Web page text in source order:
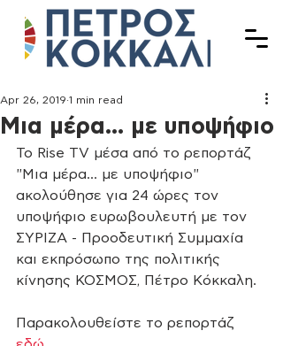
Μια μέρα... με υποψήφιο
Apr 26, 2019 1 min read
Το Rise TV μέσα από το ρεπορτάζ
"Μια μέρα... με υποψήφιο"
ακολούθησε για 24 ώρες τον
υποψήφιο ευρωβουλευτή με τον
ΣΥΡΙΖΑ - Προοδευτική Συμμαχία
και εκπρόσωπο της πολιτικής
κίνησης ΚΟΣΜΟΣ, Πέτρο Κόκκαλη.
Παρακολουθείστε το ρεπορτάζ